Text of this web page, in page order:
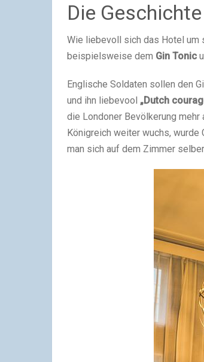
Die
Wie liebevoll sich das Hotel um
beispielsweise dem Gin Tonic
Englische Soldaten sollen den
und ihn liebevool „Dutch
die Londoner Bevölkerung mehr
Königreich weiter wuchs, wurde
man sich auf dem Zimmer